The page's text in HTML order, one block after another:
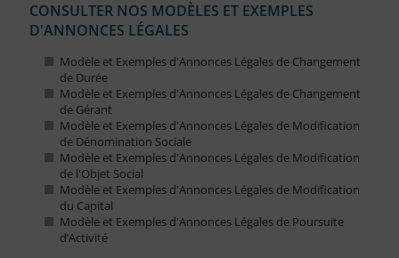
CONSULTER NOS MODÈLES ET EXEMPLES
D'ANNONCES LÉGALES
Modèle et Exemples d'Annonces Légales de Changement
de Durée
Modèle et Exemples d'Annonces Légales de Changement
de Gérant
Modèle et Exemples d'Annonces Légales de Modification
de Dénomination Sociale
Modèle et Exemples d'Annonces Légales de Modification
de l'Objet Social
Modèle et Exemples d'Annonces Légales de Modification
du Capital
Modèle et Exemples d'Annonces Légales de Poursuite
d’Activité